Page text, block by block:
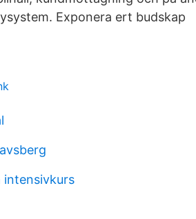
Exponera ert budskap
intensivkurs